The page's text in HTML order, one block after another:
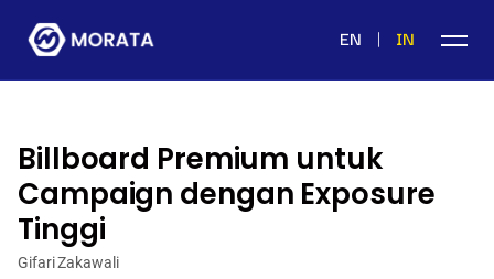
EN | IN
Billboard Premium untuk
Campaign dengan Exposure
Tinggi
Gifari Zakawali